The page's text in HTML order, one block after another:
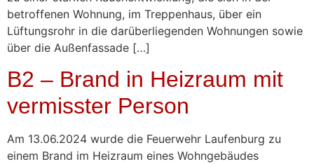
betroffenen Wohnung, im Treppenhaus, über ein
Lüftungsrohr in die darüberliegenden Wohnungen sowie
über die Außenfassade […]
B2 – Brand in Heizraum mit
vermisster Person
Am 13.06.2024 wurde die Feuerwehr Laufenburg zu
einem Brand im Heizraum eines Wohngebäudes